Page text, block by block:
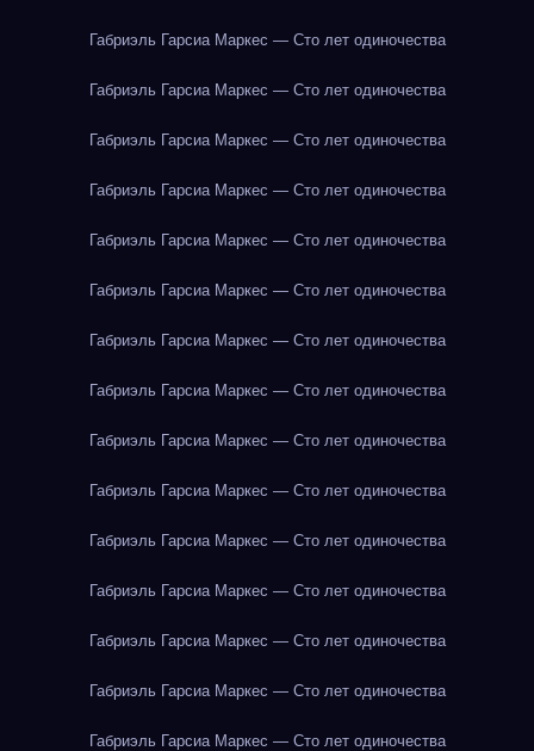
Габриэль Гарсиа Маркес — Сто лет одиночества
Габриэль Гарсиа Маркес — Сто лет одиночества
Габриэль Гарсиа Маркес — Сто лет одиночества
Габриэль Гарсиа Маркес — Сто лет одиночества
Габриэль Гарсиа Маркес — Сто лет одиночества
Габриэль Гарсиа Маркес — Сто лет одиночества
Габриэль Гарсиа Маркес — Сто лет одиночества
Габриэль Гарсиа Маркес — Сто лет одиночества
Габриэль Гарсиа Маркес — Сто лет одиночества
Габриэль Гарсиа Маркес — Сто лет одиночества
Габриэль Гарсиа Маркес — Сто лет одиночества
Габриэль Гарсиа Маркес — Сто лет одиночества
Габриэль Гарсиа Маркес — Сто лет одиночества
Габриэль Гарсиа Маркес — Сто лет одиночества
Габриэль Гарсиа Маркес — Сто лет одиночества